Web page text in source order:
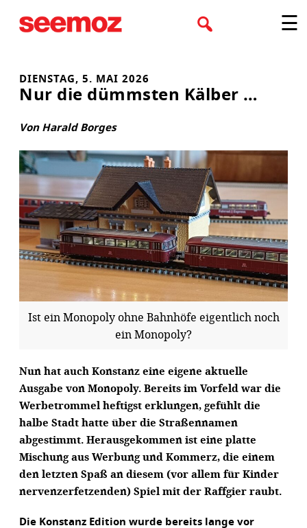
Inhalt
☰
DIENSTAG, 5. MAI 2026
Nur die dümmsten Kälber …
Von Harald Borges
Ist ein Monopoly ohne Bahnhöfe eigentlich noch
ein Monopoly?
Nun hat auch Konstanz eine eigene aktuelle
Ausgabe von Monopoly. Bereits im Vorfeld war die
Werbetrommel heftigst erklungen, gefühlt die
halbe Stadt hatte über die Straßennamen
abgestimmt. Herausgekommen ist eine platte
Mischung aus Werbung und Kommerz, die einem
den letzten Spaß an diesem (vor allem für Kinder
nervenzerfetzenden) Spiel mit der Raffgier raubt.
Die Konstanz Edition wurde bereits lange vor